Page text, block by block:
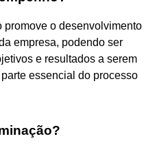
o desenvolvimento
empresa, podendo ser
e resultados a serem
essencial do processo